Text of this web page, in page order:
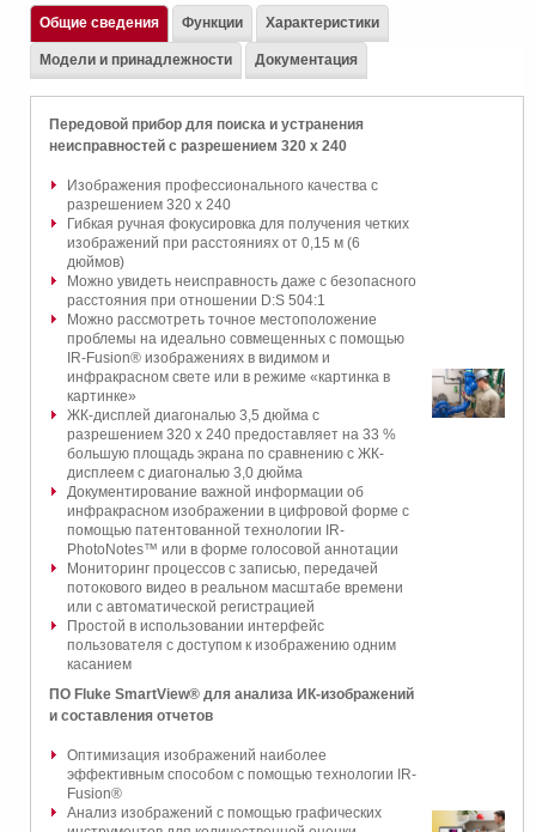
Общие сведения
Передовой прибор для поиска и устранения
неисправностей с разрешением 320 x 240
Изображения профессионального качества с
разрешением 320 x 240
Гибкая ручная фокусировка для получения четких
изображений при расстояниях от 0,15 м (6
дюймов)
Можно увидеть неисправность даже с безопасного
расстояния при отношении D:S 504:1
Можно рассмотреть точное местоположение
проблемы на идеально совмещенных с помощью
IR-Fusion® изображениях в видимом и
инфракрасном свете или в режиме «картинка в
картинке»
ЖК-дисплей диагональю 3,5 дюйма с
разрешением 320 x 240 предоставляет на 33 %
большую площадь экрана по сравнению с ЖК-
дисплеем с диагональю 3,0 дюйма
Документирование важной информации об
инфракрасном изображении в цифровой форме с
помощью патентованной технологии IR-
PhotoNotes™ или в форме голосовой аннотации
Мониторинг процессов с записью, передачей
потокового видео в реальном масштабе времени
или с автоматической регистрацией
Простой в использовании интерфейс
пользователя с доступом к изображению одним
касанием
ПО Fluke SmartView® для анализа ИК-изображений
и составления отчетов
Оптимизация изображений наиболее
эффективным способом с помощью технологии IR-
Fusion®
Анализ изображений с помощью графических
Функции Характеристики
Модели и принадлежности Документация